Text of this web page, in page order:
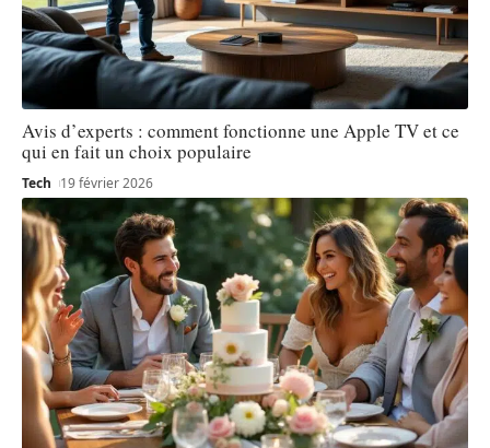
Avis d’experts : comment fonctionne une Apple TV et ce
qui en fait un choix populaire
Tech 19 février 2026